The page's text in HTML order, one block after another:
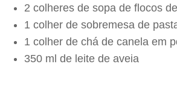
2 colheres de sopa de flocos
1 colher de sobremesa de
1 colher de chá de canela em
350 ml de leite de aveia